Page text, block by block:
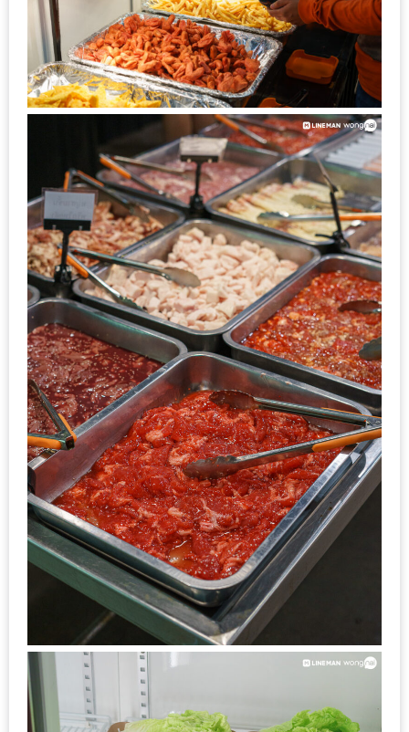
200
บาท
ชี้
เบาะแส
ความ
อร่อย
ตาม
รอย
น้า
อ้วน
ชวน
หิว
ติดต่อ
น้า
อ้วน
ติดต่อ
น้า
อ้วน
น้า
อ้วน
ชวน
คุย
นโยบาย
ความ